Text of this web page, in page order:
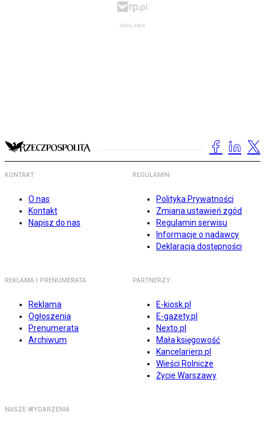
KONTAKT
O nas
Kontakt
Napisz do nas
REGULAMIN
Polityka Prywatności
Zmiana ustawień zgód
Regulamin serwisu
Informacje o nadawcy
Deklaracja dostępności
REKLAMA I PRENUMERATA
Reklama
Ogłoszenia
Prenumerata
Archiwum
PARTNERZY
E-kiosk.pl
E-gazety.pl
Nexto.pl
Mała księgowość
Kancelarierp.pl
Wieści Rolnicze
Życie Warszawy
NASZE WYDARZENIA